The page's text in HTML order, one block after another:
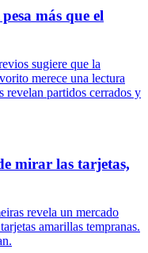
más que el
sugiere que la
merece una lectura
revelan partidos cerrados y
mirar las tarjetas,
revela un mercado
amarillas tempranas.